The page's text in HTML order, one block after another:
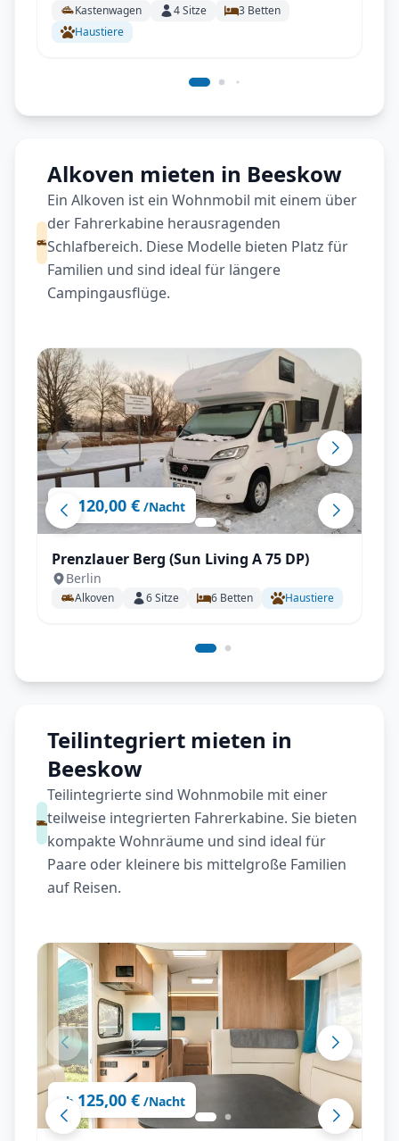
Kastenwagen 4Sitze 3 Betten
Haustiere
Alkoven mieten in Beeskow
Ein Alkoven ist ein Wohnmobil mit einem über
der Fahrerkabine herausragenden
Schlafbereich. Diese Modelle bieten Platz für
Familien und sind ideal für längere
Campingausflüge.
ab 120,00 € /Nacht
Prenzlauer Berg (Sun Living A 75 DP)
Berlin
Alkoven 6Sitze 6 Betten Haustiere
Teilintegriert mieten in
Beeskow
Teilintegrierte sind Wohnmobile mit einer
teilweise integrierten Fahrerkabine. Sie bieten
kompakte Wohnräume und sind ideal für
Paare oder kleinere bis mittelgroße Familien
auf Reisen.
ab 125,00 € /Nacht